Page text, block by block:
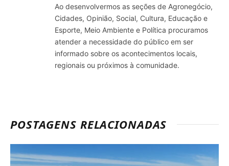
Ao desenvolvermos as seções de Agronegócio,
Cidades, Opinião, Social, Cultura, Educação e
Esporte, Meio Ambiente e Política procuramos
atender a necessidade do público em ser
informado sobre os acontecimentos locais,
regionais ou próximos à comunidade.
POSTAGENS RELACIONADAS